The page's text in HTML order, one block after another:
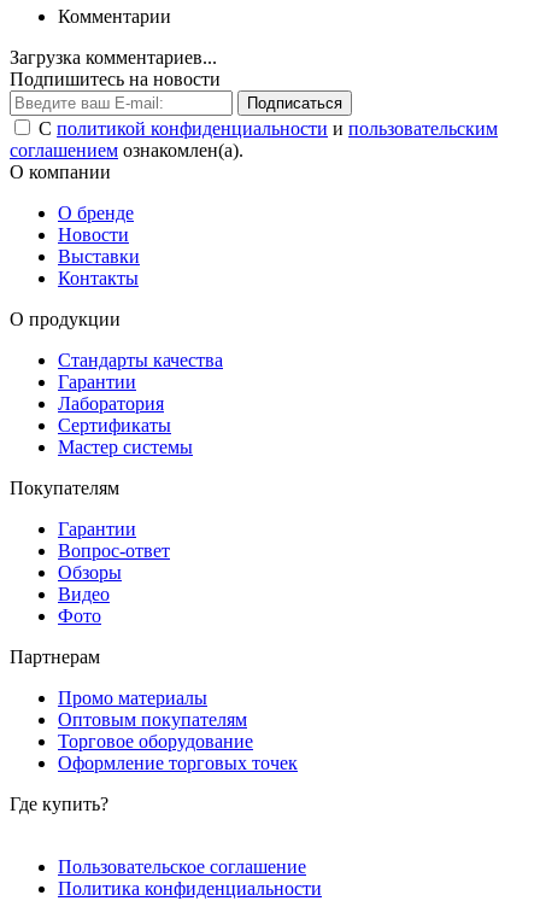
Комментарии
Загрузка комментариев...
Подпишитесь на новости
Подписаться
С политикой конфиденциальности и пользовательским
соглашением ознакомлен(а).
О компании
О бренде
Новости
Выставки
Контакты
О продукции
Стандарты качества
Гарантии
Лаборатория
Сертификаты
Мастер системы
Покупателям
Гарантии
Вопрос-ответ
Обзоры
Видео
Фото
Партнерам
Промо материалы
Оптовым покупателям
Торговое оборудование
Оформление торговых точек
Где купить?
Пользовательское соглашение
Политика конфиденциальности